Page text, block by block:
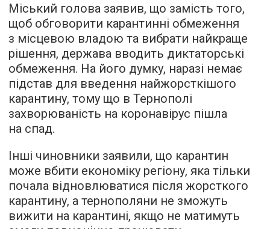
Міський голова заявив, що замість того,
щоб обговорити карантинні обмеження
з місцевою владою та вибрати найкраще
рішення, держава вводить диктаторські
обмеження. На його думку, наразі немає
підстав для введення найжорсткішого
карантину, тому що в Тернополі
захворюваність на коронавірус пішла
на спад.
Інші чиновники заявили, що карантин
може вбити економіку регіону, яка тільки
почала відновлюватися після жорсткого
карантину, а тернополяни не зможуть
вижити на карантині, якщо не матимуть